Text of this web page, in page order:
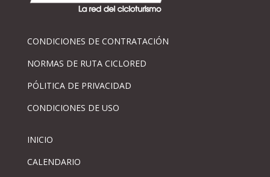
CONDICIONES DE CONTRATACIÓN
NORMAS DE RUTA CICLORED
PÓLITICA DE PRIVACIDAD
CONDICIONES DE USO
INICIO
CALENDARIO